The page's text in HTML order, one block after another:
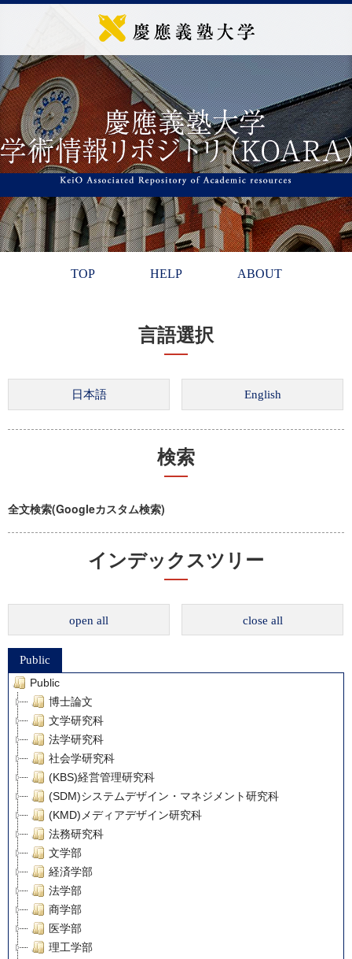
TOP HELP ABOUT
言語選択
検索
全文検索(Googleカスタム検索)
インデックスツリー
open all close all
Public
Public
博士論文
文学研究科
法学研究科
社会学研究科
(KBS)経営管理研究科
(SDM)システムデザイン・マネジメント研究科
(KMD)メディアデザイン研究科
法務研究科
文学部
経済学部
法学部
商学部
医学部
理工学部